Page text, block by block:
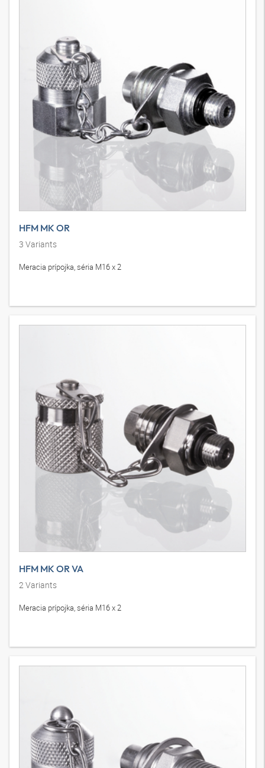
HFM MK OR
3 Variants
Meracia prípojka, séria M16 x 2
HFM MK OR VA
2Variants
Meracia prípojka, séria M16 x 2